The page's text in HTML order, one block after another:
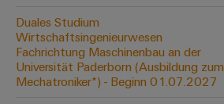
Effizienter
Betrieb
von
Windparks
Assemblierungsservice
Bestückte
Klemmenleisten
Duales Studium
Wirtschaftsingenieurwesen
Fachrichtung Maschinenbau an der
Universität Paderborn (Ausbildung zum
Mechatroniker*) - Beginn 01.07.2027